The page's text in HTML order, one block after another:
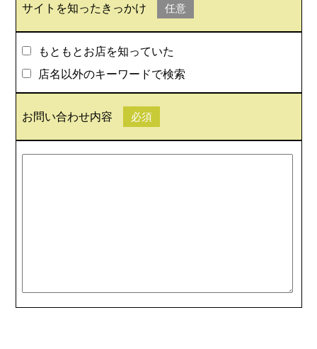
サイトを知ったきっかけ 任意
もともとお店を知っていた
店名以外のキーワードで検索
お問い合わせ内容 必須